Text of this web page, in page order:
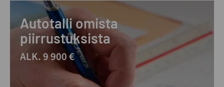
Autotalli omista
piirrustuksista
ALK. 9 900 €